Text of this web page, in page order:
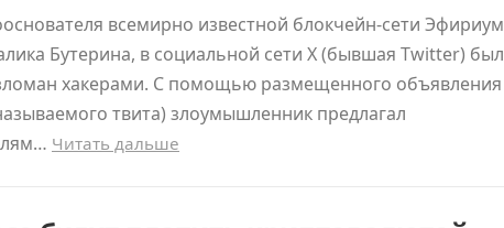
всемирно известной блокчейн-сети Эфириум
Бутерина, в социальной сети Х (бывшая Twitter) был
хакерами. С помощью размещенного объявления
твита) злоумышленник предлагал
Читать дальше